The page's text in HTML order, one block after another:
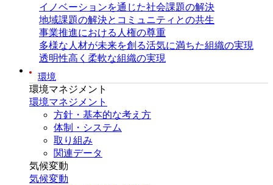
イノベーションを通じた社会課題の解決
地域課題の解決とコミュニティとの共生
事業推進における人権の尊重
多様な人材が未来を創る活気に満ちた組織の実現
透明性高く柔軟な組織の実現
環境
環境マネジメント
環境マネジメント
方針・基本的な考え方
体制・システム
取り組み
関連データ
気候変動
気候変動